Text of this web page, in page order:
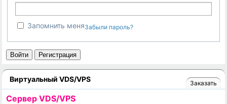
Запомнить меняЗабыли пароль?
Войти Регистрация
Виртуальный VDS/VPS Заказать
Cервер VDS/VPS